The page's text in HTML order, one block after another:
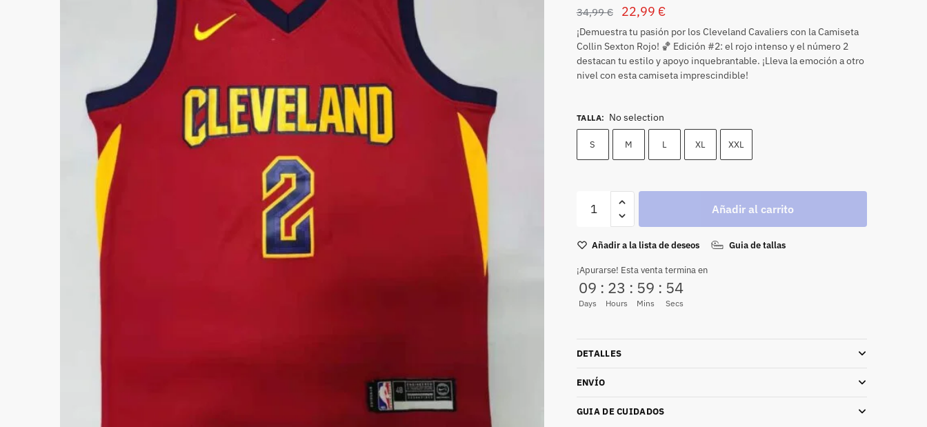
34,99€ 22,99 €
¡Demuestra tu pasión por los Cleveland Cavaliers con la Camiseta
Collin Sexton Rojo! 🏀 Edición #2: el rojo intenso y el número 2
destacan tu estilo y apoyo inquebrantable. ¡Lleva la emoción a otro
nivel con esta camiseta imprescindible!
TALLA: No selection
S M L XL XXL
Añadir al carrito
Añadir a la lista de deseos Guia de tallas
¡Apurarse! Esta venta termina en
09
Days
: 23
Hours
: 59
Mins
: 53
Secs
DETALLES
ENVÍO
GUIA DE CUIDADOS